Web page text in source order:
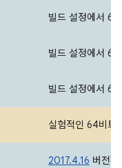
빌드 설정에서 64
빌드 설정에서 64
빌드 설정에서 64
실험적인 64비트
2017.4.16 버전